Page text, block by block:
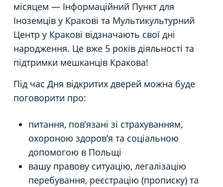
місяцем — Інформаційний Пункт для
Iноземців у Кракові та Мультикультурний
Центр у Кракові відзначають свої дні
народження. Це вже 5 років діяльності та
підтримки мешканців Кракова!
Під час Дня відкритих дверей можна буде
поговорити про:
питання, пов’язані зі страхуванням,
охороною здоров’я та соціальною
допомогою в Польщі
вашу правову ситуацію, легалізацію
перебування, реєстрацію (прописку) та